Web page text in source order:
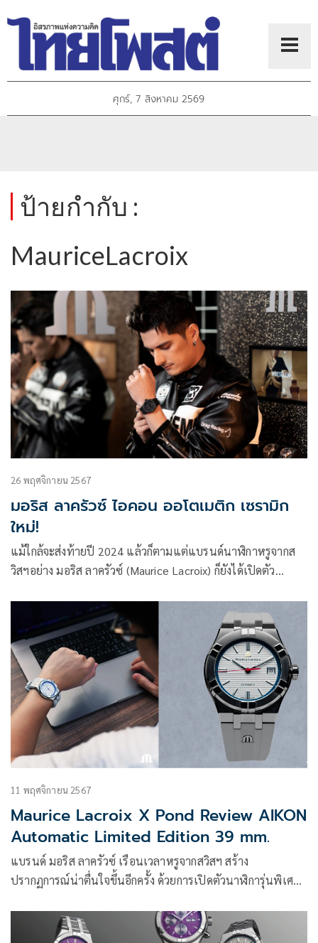
ศุกร์, 7 สิงหาคม 2569
ป้ายกำกับ :
MauriceLacroix
26 พฤศจิกายน 2567
มอริส ลาครัวซ์ ไอคอน ออโตเมติก เซรามิก
ใหม่!
แม้ใกล้จะส่งท้ายปี 2024 แล้วก็ตามแต่แบรนด์นาฬิกาหรูจากส
วิสฯอย่าง มอริส ลาครัวซ์ (Maurice Lacroix) ก็ยังได้เปิดตัว
ออกมาด้วยกันถึงสองขนาด
11 พฤศจิกายน 2567
Maurice Lacroix X Pond Review AIKON
Automatic Limited Edition 39 mm.
แบรนด์ มอริส ลาครัวซ์ เรือนเวลาหรูจากสวิสฯ สร้าง
ปรากฏการณ์น่าตื่นใจขึ้นอีกครั้ง ด้วยการเปิดตัวนาฬิการุ่นพิเศษ